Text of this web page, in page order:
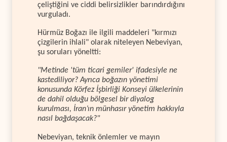
çeliştiğini ve ciddi belirsizlikler barındırdığını
vurguladı.
Hürmüz Boğazı ile ilgili maddeleri "kırmızı
çizgilerin ihlali" olarak niteleyen Nebeviyan,
şu soruları yöneltti:
"Metinde 'tüm ticari gemiler' ifadesiyle ne
kastediliyor? Ayrıca boğazın yönetimi
konusunda Körfez İşbirliği Konseyi ülkelerinin
de dahil olduğu bölgesel bir diyalog
kurulması, İran’ın münhasır yönetim hakkıyla
nasıl bağdaşacak?"
Nebeviyan, teknik önlemler ve mayın